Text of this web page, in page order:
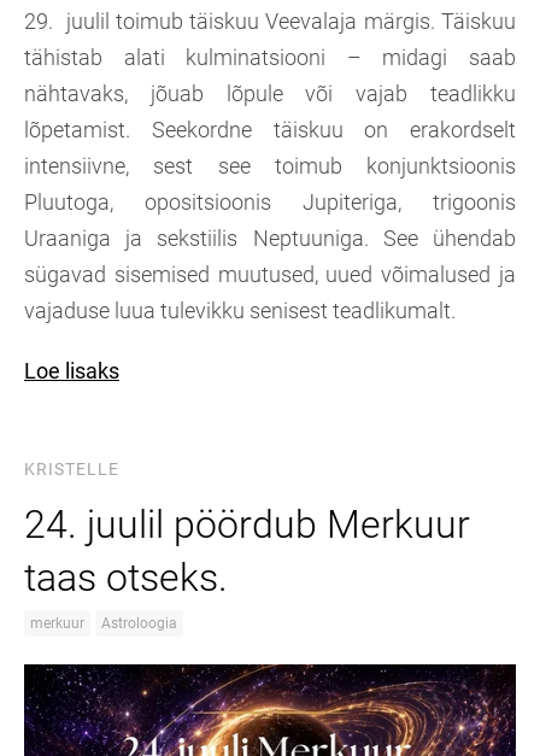
29. juulil toimub täiskuu Veevalaja märgis. Täiskuu
tähistab alati kulminatsiooni – midagi saab
nähtavaks, jõuab lõpule või vajab teadlikku
lõpetamist. Seekordne täiskuu on erakordselt
intensiivne, sest see toimub konjunktsioonis
Pluutoga, opositsioonis Jupiteriga, trigoonis
Uraaniga ja sekstiilis Neptuuniga. See ühendab
sügavad sisemised muutused, uued võimalused ja
vajaduse luua tulevikku senisest teadlikumalt.
Loe lisaks
KRISTELLE
24. juulil pöördub Merkuur
taas otseks.
merkuur Astroloogia